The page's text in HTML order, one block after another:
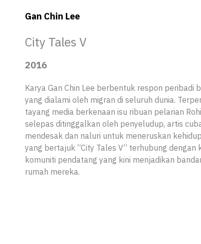
Gan Chin Lee
City Tales V
2016
Karya Gan Chin Lee berbentuk respon peribadi
yang dialami oleh migran di seluruh dunia.
tayang media berkenaan isu ribuan pelarian
selepas ditinggalkan oleh penyeludup, artis
mendesak dan naluri untuk meneruskan
yang bertajuk “City Tales V” terhubung dengan
komuniti pendatang yang kini menjadikan
rumah mereka.